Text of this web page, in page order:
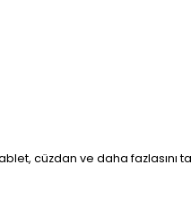
cüzdan ve daha fazlasını